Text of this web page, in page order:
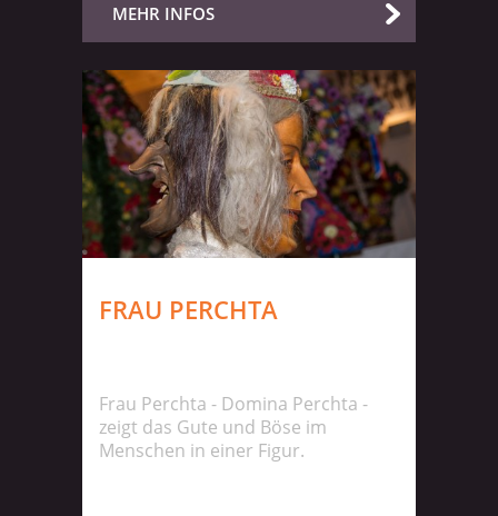
MEHR INFOS
FRAU PERCHTA
Frau Perchta - Domina Perchta -
zeigt das Gute und Böse im
Menschen in einer Figur.